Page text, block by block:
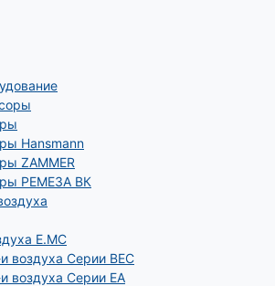
Hansmann
ZAMMER
РЕМЕЗА ВК
E.MC
воздуха Серии BEC
воздуха Серии EA